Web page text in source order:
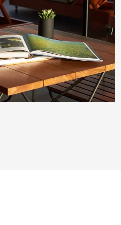
mit Leertaste oder Tabulator-